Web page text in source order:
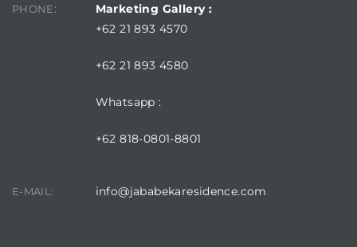
PHONE:
Marketing Gallery :
+62 21 893 4570
+62 21 893 4580
Whatsapp :
+62 818-0801-8801
E-MAIL: info@jababekaresidence.com